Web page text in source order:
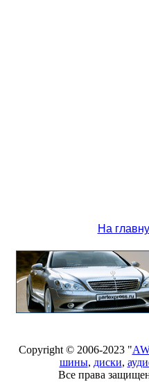
На
Copyright © 2006-2023 "
шины, диски,
Все права